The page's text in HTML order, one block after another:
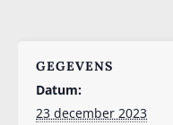
GEGEVENS
Datum:
23 december 2023